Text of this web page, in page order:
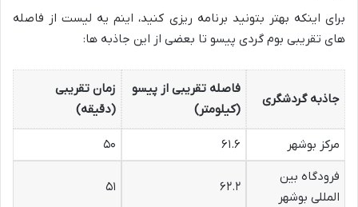
برای اینکه بهتر بتونید برنامه ریزی کنید، اینم یه لیست از فاصله
های تقریبی بوم گردی پیسو تا بعضی از این جاذبه ها:
جاذبه گردشگری
فاصله تقریبی از پیسو
(کیلومتر)
زمان تقریبی
(دقیقه)
مرکز بوشهر ۶۱.۶
۵۰
فرودگاه بین
المللی بوشهر
۶۲.۲ ۵۱